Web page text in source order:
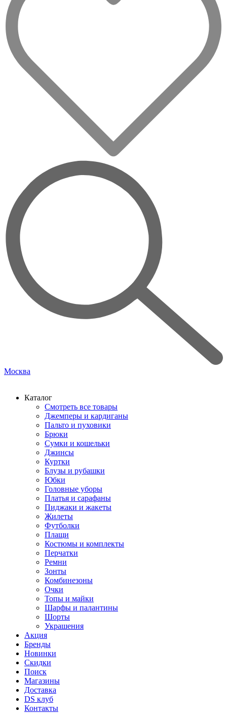
Москва
Каталог
Смотреть все товары
Джемперы и кардиганы
Пальто и пуховики
Брюки
Сумки и кошельки
Джинсы
Куртки
Блузы и рубашки
Юбки
Головные уборы
Платья и сарафаны
Пиджаки и жакеты
Жилеты
Футболки
Плащи
Костюмы и комплекты
Перчатки
Ремни
Зонты
Комбинезоны
Очки
Топы и майки
Шарфы и палантины
Шорты
Украшения
Акция
Бренды
Новинки
Скидки
Поиск
Магазины
Доставка
DS клуб
Контакты